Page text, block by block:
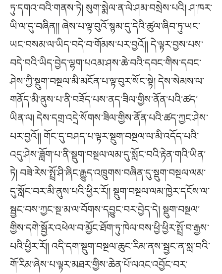
ཏུ་དགའ་བའི་གནས་ཏེ། སུག་སྨེལ་ན་ལེ་ཤམ་བསྲེས་པའི། ཤ་ཁར་
ཡི་ལ་དུ་བཞིན།། ཞེས་པ་ལྟ་བུའོ་སྙམ་དུ་དེའི་ཚུལ་ཞིབ་ཏུ་ཡང་
ཡང་བསམ་ལ་ཡིད་བདེ་བ་གོམས་པར་བྱའོ།། དེ་ལྟར་བྱས་པས་
བདེ་བའི་ཡིད་བྱེད་ལྷག་པའམ་ཤས་ཆེ་བའི་དབང་གིས་དབང་
ཤེས་ཀྱི་སྡུག་བསྔལ་མི་མངོན་པ་ལྟ་བུར་སོང་སྟེ། དེས་སེམས་ལ་
གནོད་མི་ནུས་པ་ནི་བཟོད་པས་ནད་ཟིལ་གྱིས་ནོན་པའི་ཚད་
ཡིན་ལ། དེས་དགྲ་འདྲེ་སོགས་ཟིལ་གྱིས་ནོན་པའི་ཚད་ཀྱང་ཤེས་
པར་བྱའོ།། གོང་དུ་བཤད་པ་ལྟར་སྡུག་བསྔལ་ལ་མི་འདོད་པའི་
འདུ་ཤེས་ཟློག་པ་ནི་སྡུག་བསྔལ་ལམ་དུ་སློང་བའི་རྟེན་གའི་ཡིན་
ཏེ། བཟེ་རེས་སྤྲོ་ཤི་ཞིང་རྒྱུད་འཁྲུགས་བཞིན་དུ་སྡུག་བསྔལ་ལམ་
དུ་སློང་བར་མི་ནུས་པའི་ཕྱིར་རོ།། སྡུག་བསྔལ་ལམ་ཁྱེར་དངོས་ལ་
སྦྱང་བས་ཀྱང་སྔ་མ་ལ་བོགས་དབྱུང་བར་བྱེད་དེ། སྡུག་བསྔལ་
གྱིས་དགེ་སྦྱོར་འཕེལ་བ་མྱོང་ཐོག་ཏུ་ཁེལ་བས་ཕྱི་ཕྱིར་སྤྲོ་བ་རྒྱས་
པའི་ཕྱིར་རོ།། འདི་དག་སྡུག་བསྔལ་ཆུང་རིམ་ནས་སྦྱང་ན་སླ་བའི་
གོ་རིམ་ཞེས་པ་ལྟར་མཐར་གྱིས་ཆེན་པོ་ལའང་འབྱོང་བར་